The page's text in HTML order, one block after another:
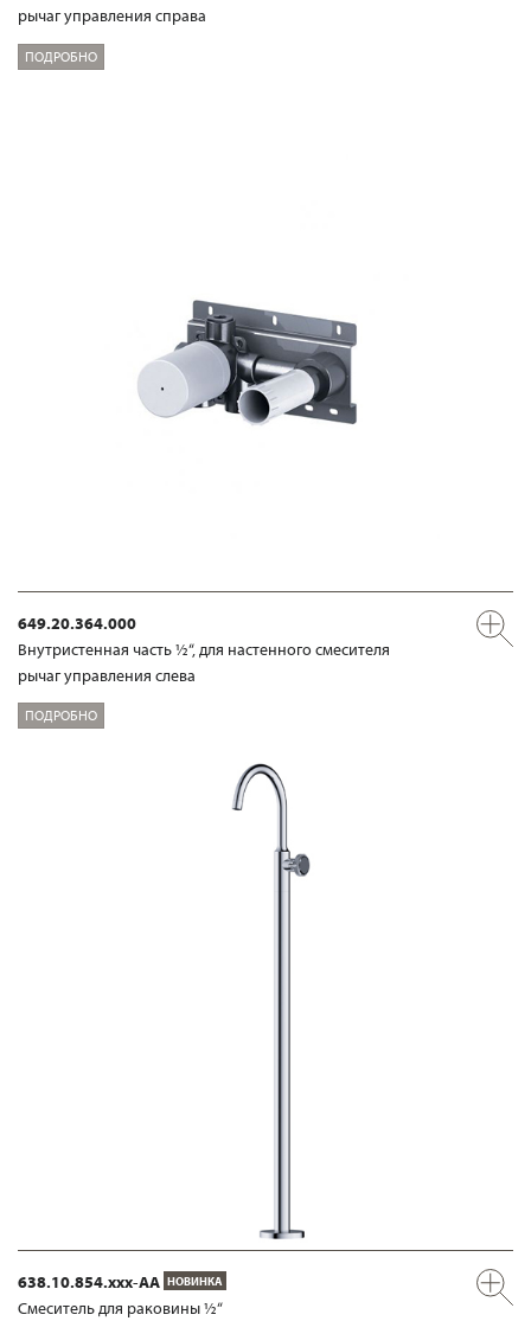
рычаг управления справа
ПОДРОБНО
649.20.364.000
Внутристенная часть ½“, для настенного смесителя
рычаг управления слева
ПОДРОБНО
638.10.854.xxx-AA НОВИНКА
Смеситель для раковины ½“